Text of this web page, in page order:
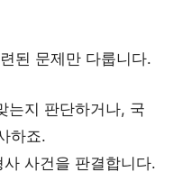
된 문제만 다룹니다.
는지 판단하거나, 국
하죠.
사건을 판결합니다.